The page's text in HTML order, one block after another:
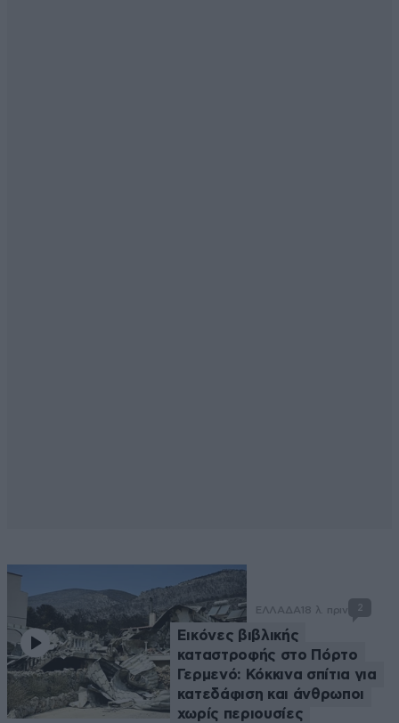
ΕΛΛΑΔΑ 18 λ. πριν 2
Εικόνες βιβλικής
καταστροφής στο Πόρτο
Γερμενό: Κόκκινα σπίτια για
κατεδάφιση και άνθρωποι
χωρίς περιουσίες